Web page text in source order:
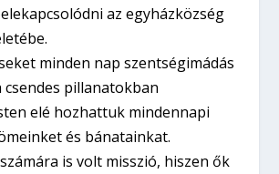
az egyházközség
minden nap szentségimádás
csendes pillanatokban
elé hozhattuk mindennapi
és bánatainkat.
is volt misszió, hiszen ők